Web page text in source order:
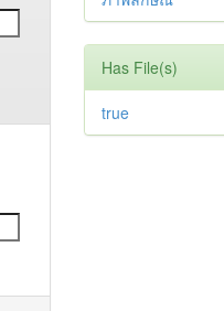
Has File(s)
true